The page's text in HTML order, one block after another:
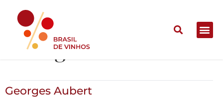
Georges Aubert
Georges Aubert